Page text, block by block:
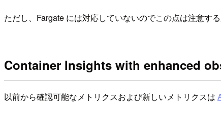
ただし、Fargate には対応していないのでこの点は注意する
Container Insights with enhanced
以前から確認可能なメトリクスおよび新しいメトリクスは